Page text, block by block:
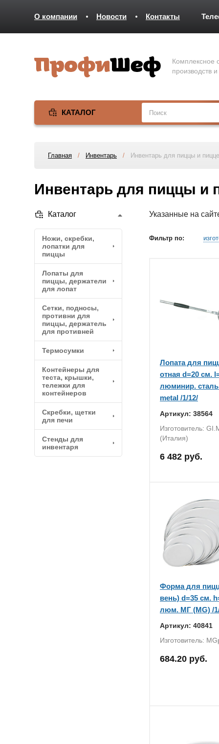
О компании Новости Контакты
Комплексное
производств
КАТАЛОГ
Главная / Инвентарь / Инвентарь для пиццы и
Инвентарь для пиццы и
Каталог
Ножи, скребки,
лопатки для
пиццы
Лопаты для
пиццы, держатели
для лопат
Сетки, подносы,
противни для
пиццы, держатель
для противней
Термосумки
Контейнеры для
теста, крышки,
тележки для
контейнеров
Скребки, щетки
для печи
Стенды для
инвентаря
Указанные на
Фильтр по:
Лопата для
отная d=20 см.
люминир.
metal /1/12/
Артикул: 38564
Изготовитель:
(Италия)
6 482 руб.
Форма для
вень) d=35 см.
люм. МГ (MG) /
Артикул: 40841
Изготовитель:
684.20 руб.